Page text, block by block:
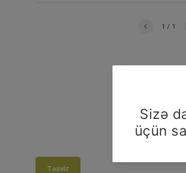
1 / dair
1
Təsvir